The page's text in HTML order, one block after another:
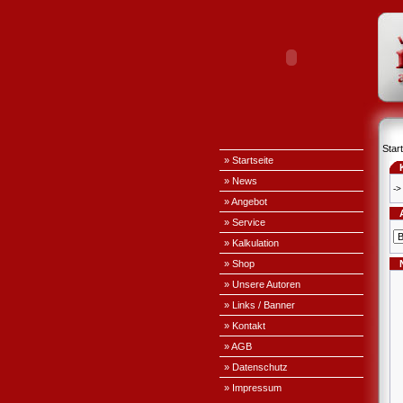
» Startseite
» News
» Angebot
» Service
» Kalkulation
» Shop
» Unsere Autoren
» Links / Banner
» Kontakt
» AGB
» Datenschutz
» Impressum
->